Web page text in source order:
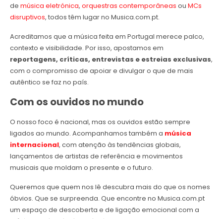
de música eletrónica, orquestras contemporâneas ou MCs
disruptivos, todos têm lugar no Musica.com.pt.
Acreditamos que a música feita em Portugal merece palco,
contexto e visibilidade. Por isso, apostamos em
reportagens, críticas, entrevistas e estreias exclusivas,
com o compromisso de apoiar e divulgar o que de mais
autêntico se faz no país.
Com os ouvidos no mundo
O nosso foco é nacional, mas os ouvidos estão sempre
ligados ao mundo. Acompanhamos também a música
internacional, com atenção às tendências globais,
lançamentos de artistas de referência e movimentos
musicais que moldam o presente e o futuro.
Queremos que quem nos lê descubra mais do que os nomes
óbvios. Que se surpreenda. Que encontre no Musica.com.pt
um espaço de descoberta e de ligação emocional com a